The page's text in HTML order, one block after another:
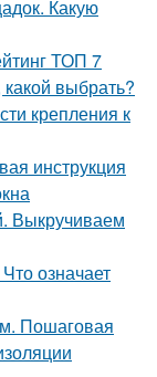
Какую
ТОП 7
выбрать?
крепления к
инструкция
Выкручиваем
означает
Пошаговая